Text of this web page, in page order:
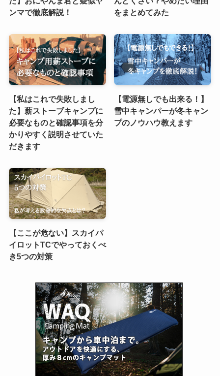
ンマで徹底解説！
をまとめてみた
【私はこれで失敗しまし
た】薪ストーブキャンプに
必要なものと確認事項を分
かりやすく説明させていた
だきます
【電源無しでも出来る！】
雪中キャンパーが冬キャン
プのノウハウ教えます
【ここが危ない】スカイパ
イロットTCでやっておくべ
き5つの対策